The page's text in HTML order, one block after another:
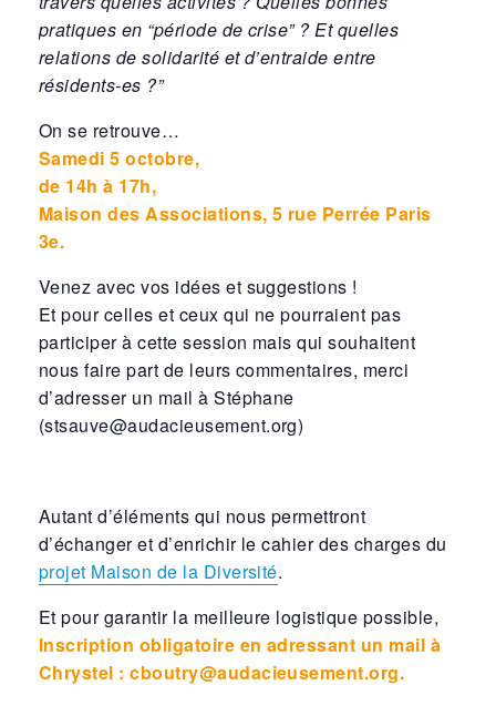
pratiques en “période de crise” ? Et quelles
relations de solidarité et d’entraide entre
résidents-es ?”
On se retrouve…
Samedi 5 octobre,
de 14h à 17h,
Maison des Associations, 5 rue Perrée Paris
3e.
Venez avec vos idées et suggestions !
Et pour celles et ceux qui ne pourraient pas
participer à cette session mais qui souhaitent
nous faire part de leurs commentaires, merci
d’adresser un mail à Stéphane
(stsauve@audacieusement.org)
Autant d’éléments qui nous permettront
d’échanger et d’enrichir le cahier des charges du
projet Maison de la Diversité.
Et pour garantir la meilleure logistique possible,
Inscription obligatoire en adressant un mail à
Chrystel : cboutry@audacieusement.org.